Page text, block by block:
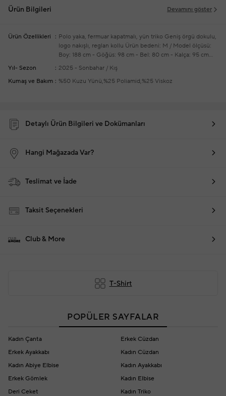
Ürün Bilgileri Devamını göster
Ürün Özellikleri Polo yaka, fermuar kapatmalı, yün triko Geniş örgü dokulu,
logo nakışlı, reglan kollu Ürün bedeni: M / Model ölçüsü:
Boy: 188 cm - Göğüs: 98 cm - Bel: 80 cm - Kalça: 95 cm
Yeni sezon hazır giyim alışverişlerinizde ücretsiz tadilat
Yıl- Sezon
2025 - Sonbahar / Kış
Kumaş ve Bakım
%50 Kuzu Yünü,%25 Poliamid,%25 Viskoz
Detaylı Ürün Bilgileri ve Dokümanları
Hangi Mağazada Var?
Teslimat ve İade
Taksit Seçenekleri
Club & More
T-Shirt
POPÜLER SAYFALAR
Kadın Çanta
Erkek Cüzdan
Erkek Ayakkabı
Kadın Cüzdan
Kadın Abiye Elbise
Kadın Ayakkabı
Erkek Gömlek
Kadın Elbise
Deri Ceket
Kadın Triko